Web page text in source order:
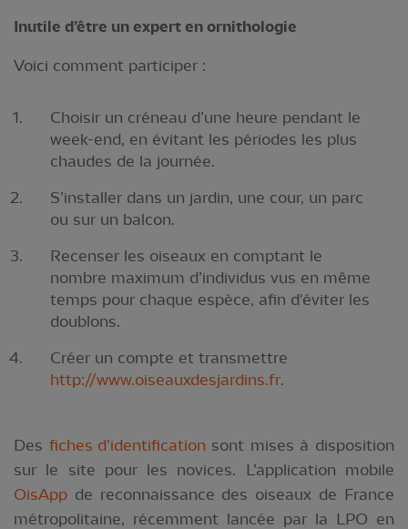
Inutile d’être un expert en ornithologie
Voici comment participer :
Choisir un créneau d’une heure pendant le
week-end, en évitant les périodes les plus
chaudes de la journée.
S’installer dans un jardin, une cour, un parc
ou sur un balcon.
Recenser les oiseaux en comptant le
nombre maximum d’individus vus en même
temps pour chaque espèce, afin d'éviter les
doublons.
Créer un compte et transmettre
http://www.oiseauxdesjardins.fr.
Des fiches d’identification sont mises à disposition
sur le site pour les novices. L’application mobile
OisApp de reconnaissance des oiseaux de France
métropolitaine, récemment lancée par la LPO en